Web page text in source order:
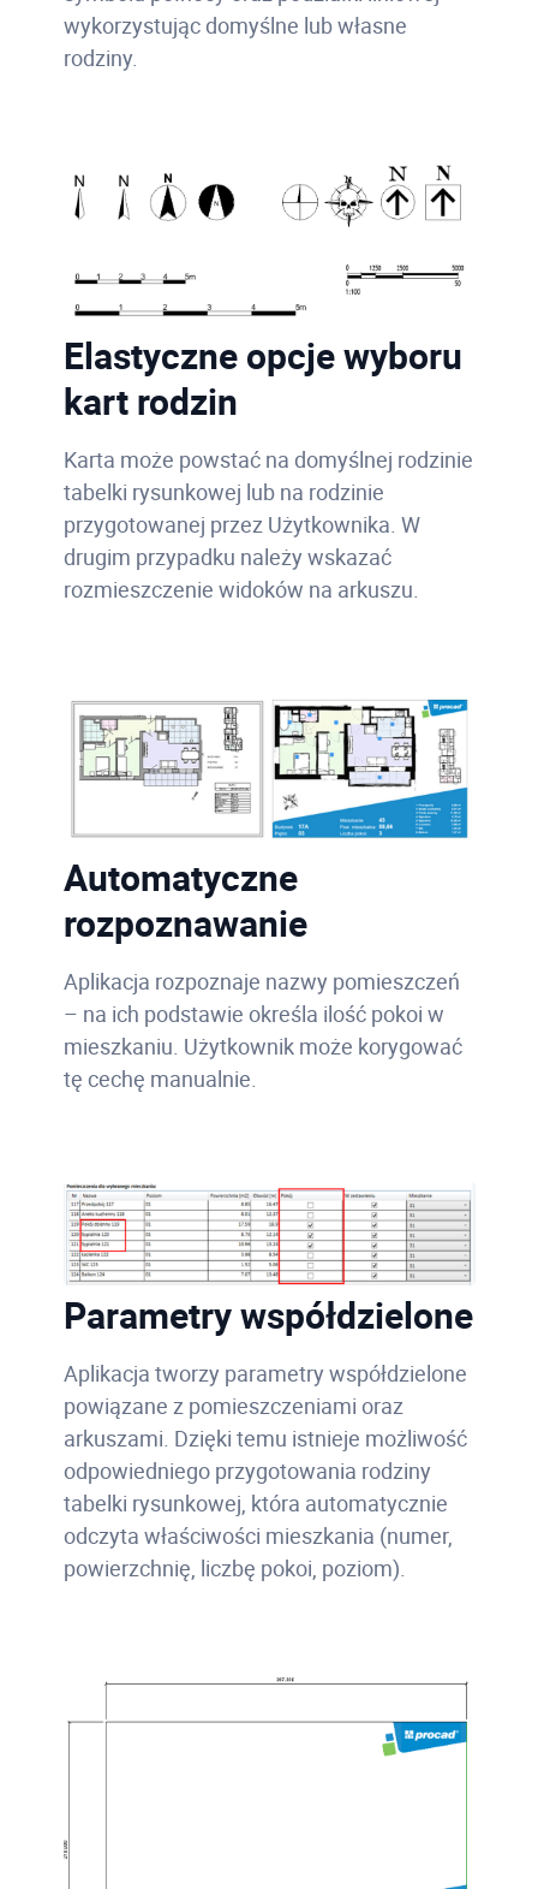
wykorzystując domyślne lub własne
rodziny.
Elastyczne opcje wyboru
kart rodzin
Karta może powstać na domyślnej rodzinie
tabelki rysunkowej lub na rodzinie
przygotowanej przez Użytkownika. W
drugim przypadku należy wskazać
rozmieszczenie widoków na arkuszu.
Automatyczne
rozpoznawanie
Aplikacja rozpoznaje nazwy pomieszczeń
– na ich podstawie określa ilość pokoi w
mieszkaniu. Użytkownik może korygować
tę cechę manualnie.
Parametry współdzielone
Aplikacja tworzy parametry współdzielone
powiązane z pomieszczeniami oraz
arkuszami. Dzięki temu istnieje możliwość
odpowiedniego przygotowania rodziny
tabelki rysunkowej, która automatycznie
odczyta właściwości mieszkania (numer,
powierzchnię, liczbę pokoi, poziom).